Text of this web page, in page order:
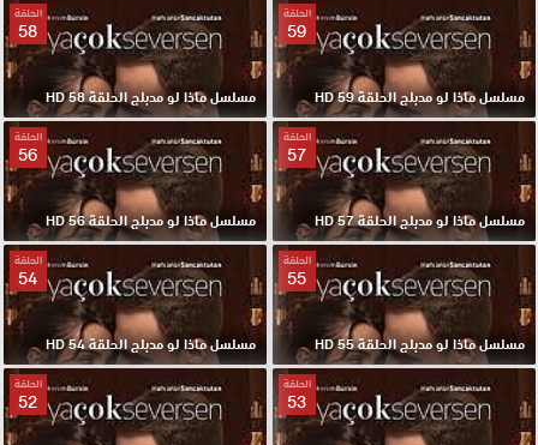
الحلقة
59
مسلسل ماذا لو مدبلج الحلقة 59 HD
الحلقة
58
مسلسل ماذا لو مدبلج الحلقة 58 HD
الحلقة
57
مسلسل ماذا لو مدبلج الحلقة 57 HD
الحلقة
56
مسلسل ماذا لو مدبلج الحلقة 56 HD
الحلقة
55
مسلسل ماذا لو مدبلج الحلقة 55 HD
الحلقة
54
مسلسل ماذا لو مدبلج الحلقة 54 HD
الحلقة
53
الحلقة
52